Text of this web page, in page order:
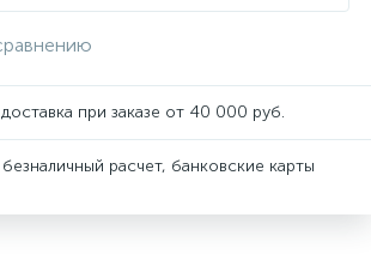
при заказе от 40 000 руб.
расчет, банковские карты